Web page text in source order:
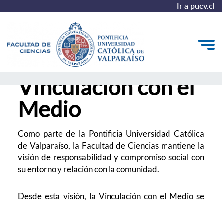
Ir a pucv.cl
Estudiantes
Vinculación con el Medio
Admisión
Vinculación con el
Medio
Como parte de la Pontificia Universidad Católica
de Valparaíso, la Facultad de Ciencias mantiene la
visión de responsabilidad y compromiso social con
su entorno y relación con la comunidad.
Desde esta visión, la Vinculación con el Medio se